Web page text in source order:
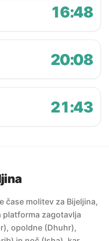
16:48
20:08
21:43
čase molitev za Bijeljina,
platforma zagotavlja
opoldne (Dhuhr),